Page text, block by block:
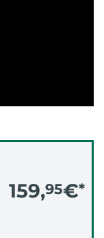
159,95€*